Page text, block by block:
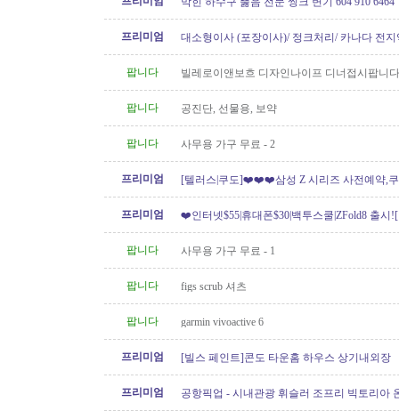
프리미엄
대소형이사 (포장이사)/ 정크처리/ 카나다 전
팝니다
빌레로이앤보흐 디자인나이프 디너접시팝니
팝니다 공진단, 선물용, 보약
팝니다 사무용 가구 무료 - 2
프리미엄
[텔러스|쿠도]❤️❤️❤️삼성 Z 시리즈 사전예약,쿠
프리미엄
❤️인터넷$55|휴대폰$30|백투스쿨|ZFold8 출시
팝니다
사무용 가구 무료 - 1
팝니다 figs scrub 셔츠
팝니다 garmin vivoactive 6
프리미엄 [빌스 페인트]콘도 타운홈 하우스 상기내외장
프리미엄
공항픽업 - 시내관광 휘슬러 조프리 빅토리아